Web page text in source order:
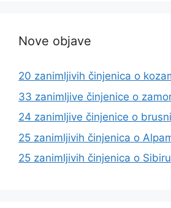
Nove objave
20 zanimljivih činjenica o
33 zanimljive činjenice o
24 zanimljive činjenice o
25 zanimljivih činjenica o
25 zanimljivih činjenica o Sibiru